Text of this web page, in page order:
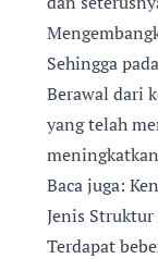
Sehingga
Berawal dari
yang telah
Baca juga:
Jenis
Terdapat